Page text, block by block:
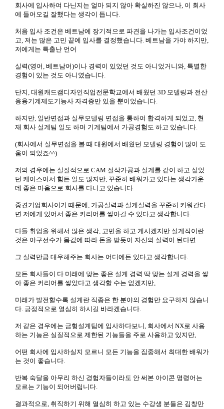
회사에 입사하여 다닌지는 얼마 되지 않아 확실하진 않으나, 이 회사
에 들어오길 잘했다는 생각이 듭니다.
처음 입사 조건은 베트남에 장기적으로 파견을 나가는 입사조건이었
고, 저는 많은 고민 끝에 입사를 결정했습니다. 베트남을 가야 하지만,
저에게는 특출난 언어
실력(영어, 베트남어)이나 경력이 있었던 것도 아니었거니와, 특별한
경험이 있는 것도 아니였습니다.
단지, 대원캐드캠디자인직업전문학교에서 배웠던 3D 모델링과 전산
응용기계제도기능사 자격증만 있을 뿐이었습니다.
하지만, 일반면접과 실무모델링 면접을 통하여 합격하게 되었고, 현
재 회사 설계팀 일도 하며 기계팀에서 가공경험도 하고 있습니다.
(회사에서 실무면접을 볼 때 대원에서 배웠던 모델링 경험이 많이 도
움이 되었죠^^)
저의 경우에는 실질적으로 CAM 절삭가공과 설계를 같이 하고 싶었
던 케이스여서 힘든 일도 많지만, 꾸준히 배워가고 있다는 생각가운
데 좋은 마음으로 회사를 다니고 있습니다.
중견기업회사이기 때문에, 가공실력과 설계실력을 꾸준히 키워간다
면 저에게 있어서 좋은 커리어를 쌓아갈 수 있다고 생각합니다.
다들 취업을 위해서 많은 생각, 고민을 하고 계시겠지만 설계직이란
것은 야구선수가 몸값에 따라 돈을 받듯이 자신의 실력이 된다면
그 실력만큼 대우해주는 회사는 어디에든 있다고 생각합니다.
모든 회사들이 다 미래에 맞는 좋은 설계 경력 딱 맞는 설계 경력을 쌓
아 좋은 커리어를 쌓았다고 생각할 수는 없겠지만,
미래가 발전할수록 설계란 직종은 한 분야의 경험만 요구하지 않습니
다. 긍정적으로 열심히 하시길 바라겠습니다.
저 같은 경우에는 금형설계팀에 입사하다보니, 회사에서 NX로 사용
하는 기능은 실질적으로 제한된 기능들을 주로 사용하고 있지만,
어떤 회사에 입사하실지 모르니 모든 기능을 집중해서 최대한 배워가
는 것이 좋습니다.
반복 숙달을 아무리 하신 경험자들이라도 안 써본 아이콘 명령어는
모르는 기능이 되어버립니다.
결과적으로, 취직하기 위해 열심히 하고 있는 수강생 분들은 김창만